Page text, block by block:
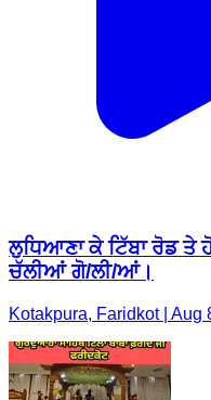
ਲੁਧਿਆਣਾ ਕੇ ਟਿੱਬਾ ਰੋਡ ਤੇ
ਚੱਲੀਆਂ ਗੋ/ਲੀ/ਆਂ।
Kotakpura, Faridkot | Aug